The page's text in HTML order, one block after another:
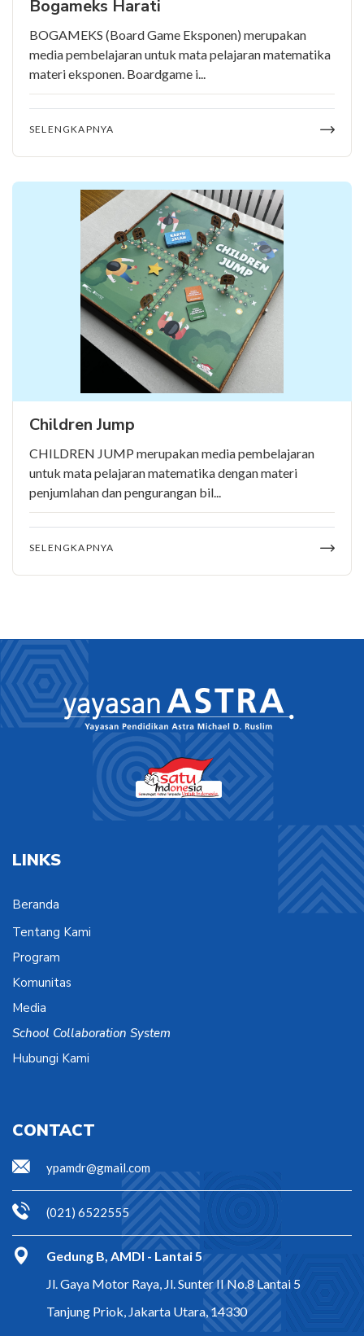
Bogameks Harati
BOGAMEKS (Board Game Eksponen) merupakan
media pembelajaran untuk mata pelajaran matematika
materi eksponen. Boardgame i...
SELENGKAPNYA
Children Jump
CHILDREN JUMP merupakan media pembelajaran
untuk mata pelajaran matematika dengan materi
penjumlahan dan pengurangan bil...
SELENGKAPNYA
LINKS
Beranda
Tentang Kami
Program
Komunitas
Media
School Collaboration System
Hubungi Kami
CONTACT
ypamdr@gmail.com
(021) 6522555
Gedung B, AMDI - Lantai 5
Jl. Gaya Motor Raya, Jl. Sunter II No.8 Lantai 5
Tanjung Priok, Jakarta Utara, 14330